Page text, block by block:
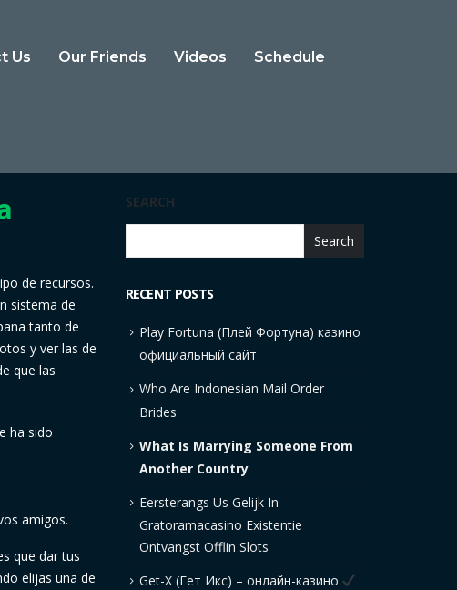
Us Our Friends Videos Schedule
de recursos.
sistema de
tanto de
y ver las de
que las
ha sido
amigos.
que dar tus
elijas una de
SEARCH
Search
RECENT POSTS
Play Fortuna (Плей Фортуна) казино
официальный сайт
Who Are Indonesian Mail Order
Brides
What Is Marrying Someone From
Another Country
Eersterangs Us Gelijk In
Gratoramacasino Existentie
Ontvangst Offlin Slots
Get-X (Гет Икс) – онлайн-казино